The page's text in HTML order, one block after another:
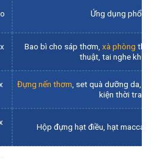
Ứng dụng phổ
Bao bì cho sáp thơm, xà phòng thủ
thuật, tai nghe
Đựng nến thơm , set quà dưỡng da,
kiện thời trang
Hộp đựng hạt điều, hạt macca,